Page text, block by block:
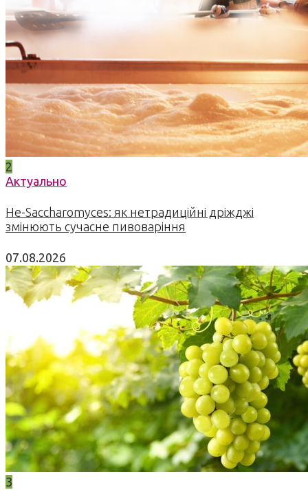
2
Актуально
Не-Saccharomyces: як нетрадиційні дріжджі
змінюють сучасне пивоваріння
07.08.2026
3